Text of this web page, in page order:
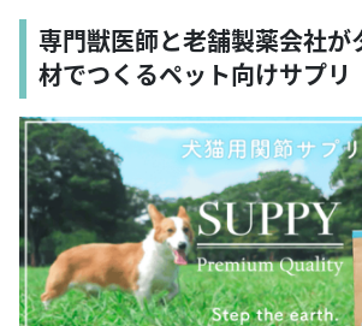
専門獣医師と老舗製薬会社が
材でつくるペット向けサプリ